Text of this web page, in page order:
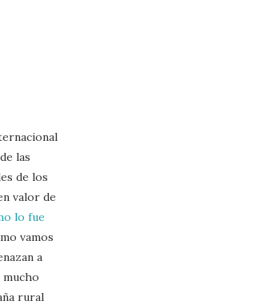
las
de los
valor de
lo fue
vamos
a
rural